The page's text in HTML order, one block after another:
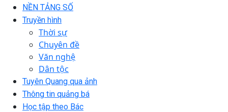
NỀN TẢNG SỐ
Truyền hình
Thời sự
Chuyên đề
Văn nghệ
Dân tộc
Tuyên Quang qua ảnh
Thông tin quảng bá
Học tập theo Bác